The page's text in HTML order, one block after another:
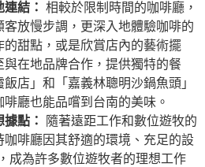
結： 相較於限制時間的咖啡廳，
客放慢步調，更深入地體驗咖啡的
的甜點，或是欣賞店內的藝術擺
在地品牌合作，提供獨特的餐
店」和「嘉義林聰明沙鍋魚頭」
廳也能品嚐到台南的美味。
點：
隨著遠距工作和數位遊牧的
啡廳因其舒適的環境、充足的設
成為許多數位遊牧者的理想工作